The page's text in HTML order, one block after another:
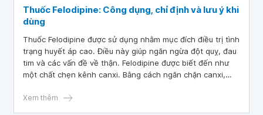
Thuốc Felodipine: Công dụng, chỉ định và lưu ý khi
dùng
Thuốc Felodipine được sử dụng nhằm mục đích điều trị tình
trạng huyết áp cao. Điều này giúp ngăn ngừa đột quỵ, đau
tim và các vấn đề về thận. Felodipine được biết đến như
một chất chẹn kênh canxi. Bằng cách ngăn chặn canxi,
thể lưu thông dễ dàng hơn.
Xem thêm